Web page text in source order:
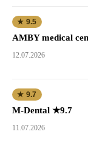
★ 9.5
AMBY medical
12.07.2026
★ 9.7
M-Dental ★9.7
11.07.2026